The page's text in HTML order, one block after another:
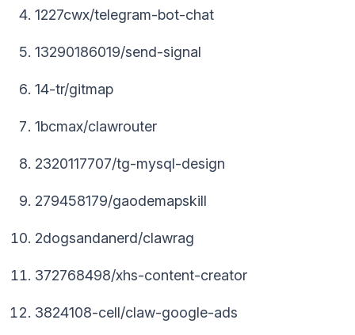
1227cwx/telegram-bot-chat
13290186019/send-signal
14-tr/gitmap
1bcmax/clawrouter
2320117707/tg-mysql-design
279458179/gaodemapskill
2dogsandanerd/clawrag
372768498/xhs-content-creator
3824108-cell/claw-google-ads